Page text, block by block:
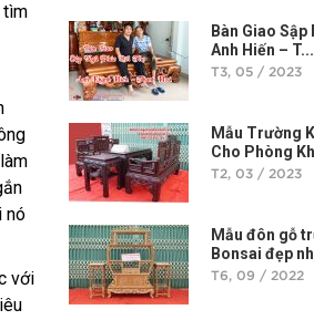
tìm
nó
với
Bàn Giao
Anh Hiến – T...
T3, 05 / 2023
Mẫu Trường
Cho Phòng
T2, 03 / 2023
Mẫu đôn gỗ
Bonsai đẹp
T6, 09 / 2022